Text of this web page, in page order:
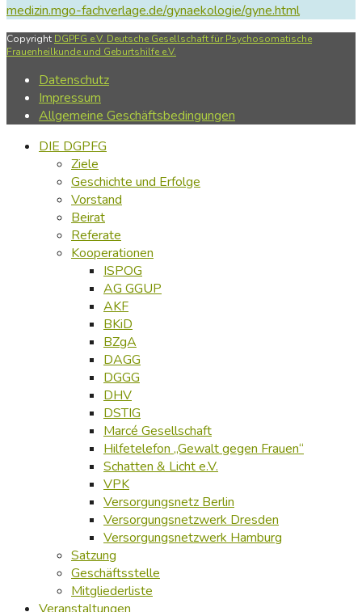
medizin.mgo-fachverlage.de/gynaekologie/gyne.html
Copyright DGPFG e.V. Deutsche Gesellschaft für Psychosomatische
Frauenheilkunde und Geburtshilfe e.V.
Datenschutz
Impressum
Allgemeine Geschäftsbedingungen
DIE DGPFG
Ziele
Geschichte und Erfolge
Vorstand
Beirat
Referate
Kooperationen
ISPOG
AG GGUP
AKF
BKiD
BZgA
DAGG
DGGG
DHV
DSTIG
Marcé Gesellschaft
Hilfetelefon „Gewalt gegen Frauen“
Schatten & Licht e.V.
VPK
Versorgungsnetz Berlin
Versorgungsnetzwerk Dresden
Versorgungsnetzwerk Hamburg
Satzung
Geschäftsstelle
Mitgliederliste
Veranstaltungen